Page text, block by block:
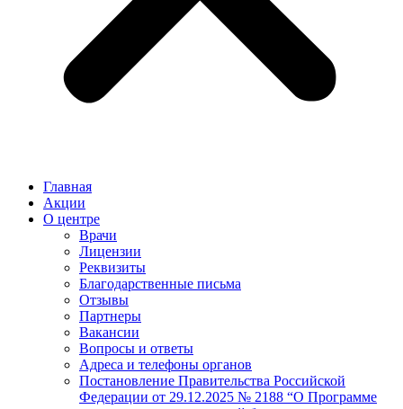
Главная
Акции
О центре
Врачи
Лицензии
Реквизиты
Благодарственные письма
Отзывы
Партнеры
Вакансии
Вопросы и ответы
Адреса и телефоны органов
Постановление Правительства Российской
Федерации от 29.12.2025 № 2188 “О Программе